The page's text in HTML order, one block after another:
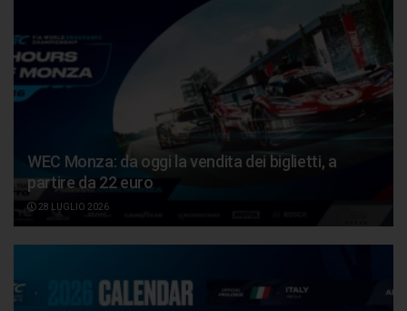
WEC Monza: da oggi la vendita dei biglietti, a
partire da 22 euro
28 LUGLIO 2026